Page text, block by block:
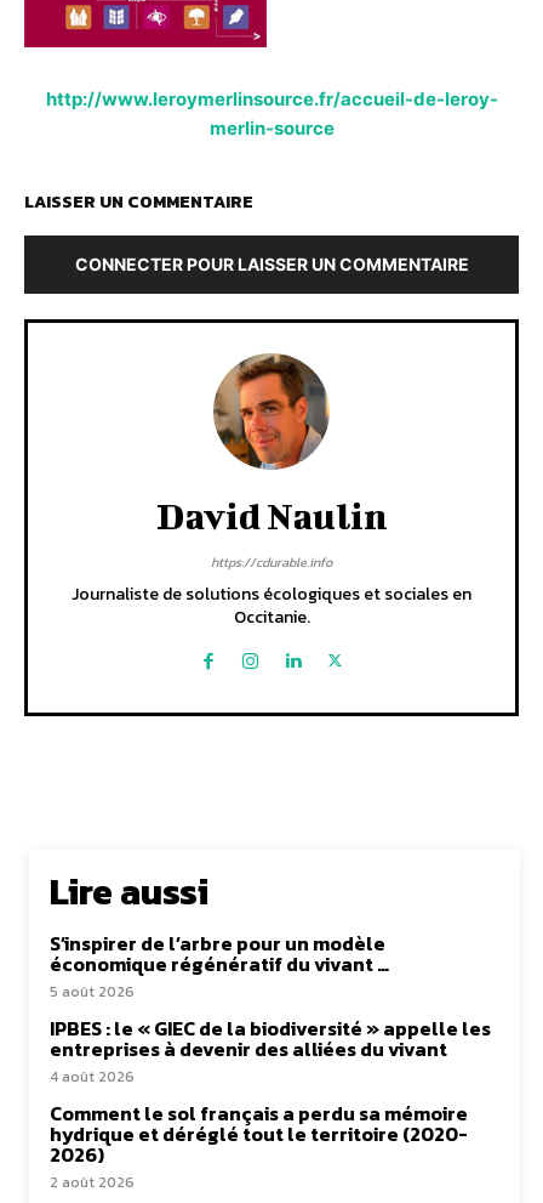
http://www.leroymerlinsource.fr/accueil-de-leroy-
merlin-source
LAISSER UN COMMENTAIRE
CONNECTER POUR LAISSER UN COMMENTAIRE
David Naulin
https://cdurable.info
Journaliste de solutions écologiques et sociales en
Occitanie.
Lire aussi
S’inspirer de l’arbre pour un modèle
économique régénératif du vivant …
5 août 2026
IPBES : le « GIEC de la biodiversité » appelle les
entreprises à devenir des alliées du vivant
4 août 2026
Comment le sol français a perdu sa mémoire
hydrique et déréglé tout le territoire (2020-
2026)
2 août 2026